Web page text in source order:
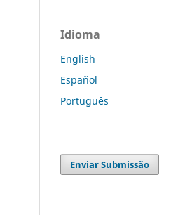
Idioma
English
Español
Português
Enviar Submissão